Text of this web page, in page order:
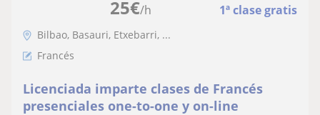
25€/h 1ª clase gratis
Bilbao, Basauri, Etxebarri, ...
Francés
Licenciada imparte clases de Francés
presenciales one-to-one y on-line